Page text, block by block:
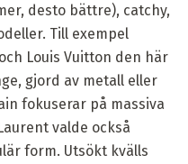
desto bättre), catchy,
Till exempel
Louis Vuitton den här
gjord av metall eller
fokuserar på massiva
valde också
form. Utsökt kvälls